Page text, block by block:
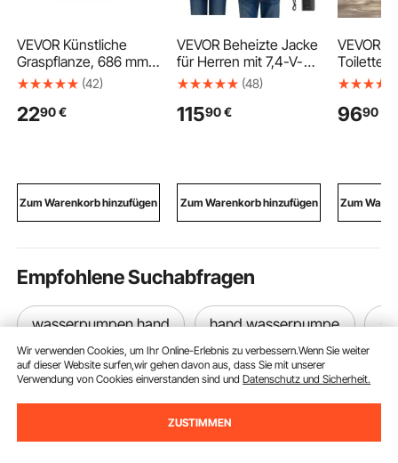
VEVOR Künstliche
Graspflanze, 686 mm,
künstliches
künstliche grüne
Zimmerdekoration,
Einweihungsfeier, 8er-
(42)
2290€
Zum Warenkorb hinzufügen
VEVOR Beheizte Jacke
für Herren mit 7,4-V-
Akku, elektrischer
winddichte Heizjacke,
maschinenwaschbar, S
(48)
11590 €
Zum Warenkorb hinzufügen
VEVOR
offenem
9690
Zum
Empfohlene Suchabfragen
wasserpumpen hand hand wasserpumpe
Wir verwenden Cookies, um Ihr Online-Erlebnis zu verbessern.Wenn Sie weiter
auf dieser Website surfen,wir gehen davon aus, dass Sie mit unserer
Verwendung von Cookies einverstanden sind undDatenschutz und Sicherheit.
ZUSTIMMEN